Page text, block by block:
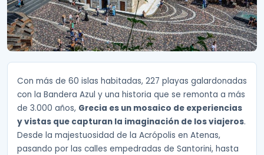
Con más de 60 islas habitadas, 227 playas galardonadas
con la Bandera Azul y una historia que se remonta a más
de 3.000 años, Grecia es un mosaico de experiencias
y vistas que capturan la imaginación de los viajeros.
Desde la majestuosidad de la Acrópolis en Atenas,
pasando por las calles empedradas de Santorini, hasta